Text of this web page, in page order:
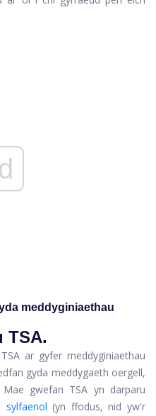
meddyginiaethau
TSA.
ar gyfer meddyginiaethau
gyda meddygaeth oergell,
gwefan TSA yn darparu
sylfaenol (yn ffodus, nid yw'r